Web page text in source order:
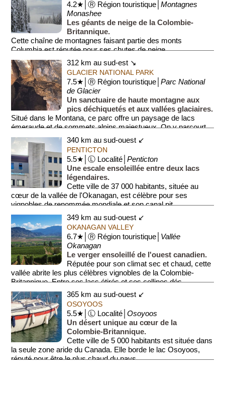
4.2★│Ⓡ Région touristique│Montagnes
Monashee
Les géants de neige de la Colombie-
Britannique.
Cette chaîne de montagnes faisant partie des monts
Columbia est réputée pour ses chutes de neige
exceptionnelles. C'est une destination privilégiée p...
312 km au sud-est ↘
GLACIER NATIONAL PARK
7.5★│Ⓡ Région touristique│Parc National
de Glacier
Un sanctuaire de haute montagne aux
pics déchiquetés et aux vallées glaciaires.
Situé dans le Montana, ce parc offre un paysage de lacs
émeraude et de sommets alpins majestueux. On y parcourt
une...
340 km au sud-ouest ↙
PENTICTON
5.5★│Ⓛ Localité│Penticton
Une escale ensoleillée entre deux lacs
légendaires.
Cette ville de 37 000 habitants, située au
cœur de la vallée de l'Okanagan, est célèbre pour ses
vignobles de renommée mondiale et son canal pit...
349 km au sud-ouest ↙
OKANAGAN VALLEY
6.7★│Ⓡ Région touristique│ Vallée
Okanagan
Le verger ensoleillé de l'ouest canadien.
Réputée pour son climat sec et chaud, cette
vallée abrite les plus célèbres vignobles de la Colombie-
Britannique. Entre ses lacs étirés et ses collines dés...
365 km au sud-ouest ↙
OSOYOOS
5.5★│Ⓛ Localité│Osoyoos
Un désert unique au cœur de la
Colombie-Britannique.
Cette ville de 5 000 habitants est située dans
la seule zone aride du Canada. Elle borde le lac Osoyoos,
réputé pour être le plus chaud du pays...